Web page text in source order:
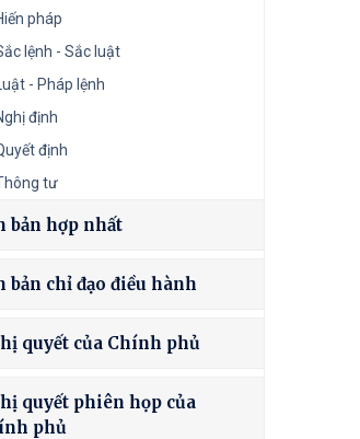
pháp
lệnh - Sắc luật
Luật - Pháp lệnh
định
định
tư
bản hợp nhất
bản chỉ đạo điều hành
quyết của Chính phủ
quyết phiên họp của
phủ